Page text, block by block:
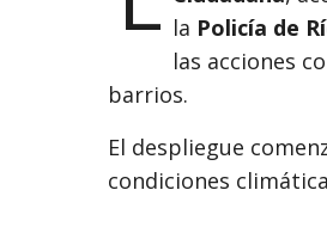
la Policía de
las acciones
barrios.
El despliegue
condiciones